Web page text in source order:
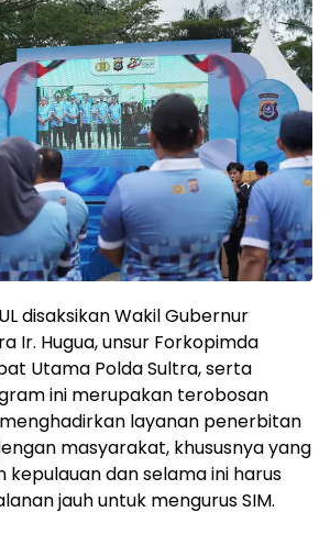
disaksikan Wakil Gubernur
Ir. Hugua, unsur Forkopimda
Utama Polda Sultra, serta
ini merupakan terobosan
layanan penerbitan
masyarakat, khususnya yang
kepulauan dan selama ini harus
jauh untuk mengurus SIM.